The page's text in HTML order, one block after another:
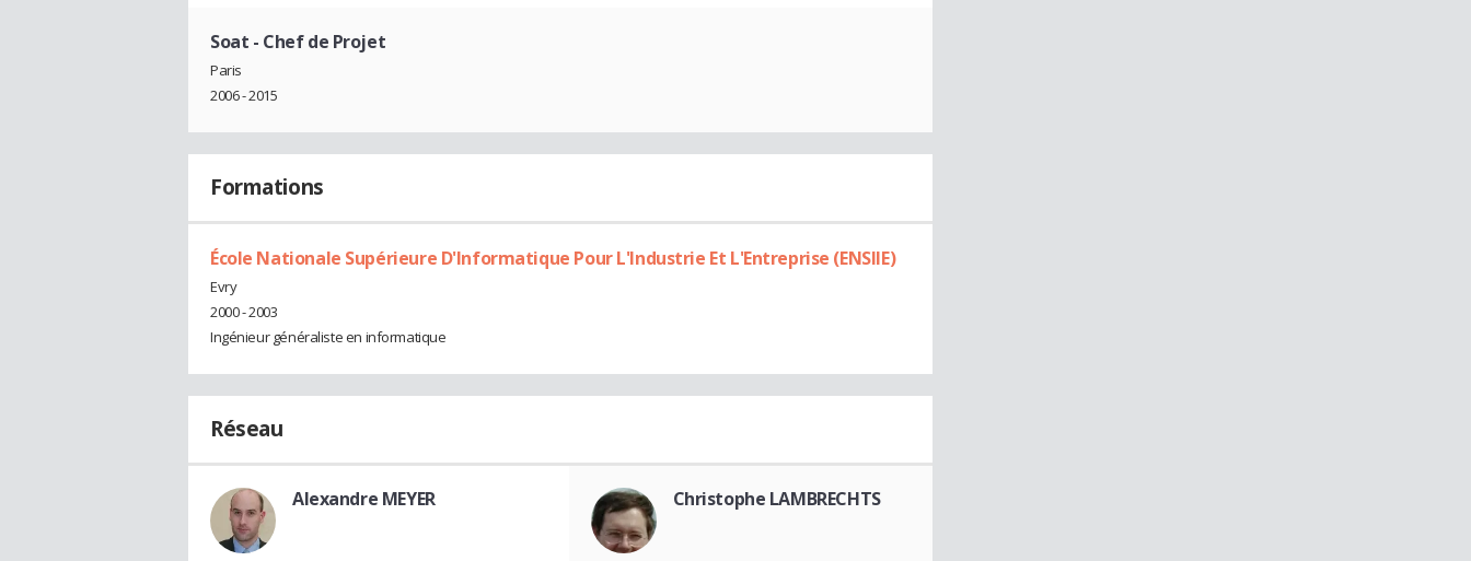
Soat - Chef de Projet
Paris
2006 - 2015
Formations
École Nationale Supérieure D'Informatique Pour L'Industrie Et L'Entreprise (ENSIIE)
Evry
2000 - 2003
Ingénieur généraliste en informatique
Réseau
Alexandre MEYER Christophe LAMBRECHTS